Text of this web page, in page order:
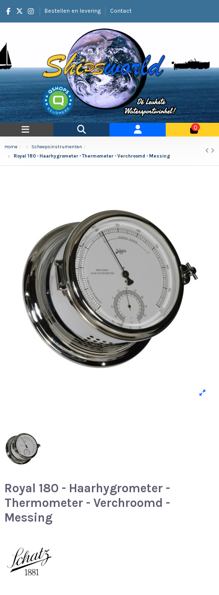
Bestellen en levering Contact
0
Home
Scheepsinstrumenten
Royal 180 - Haarhygrometer - Thermometer - Verchroomd - Messing
Royal 180 - Haarhygrometer -
Thermometer - Verchroomd -
Messing